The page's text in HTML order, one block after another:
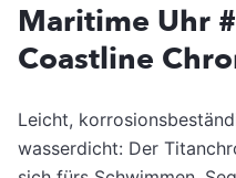
Maritime Uhr
Coastline
Leicht,
wasserdicht: Der